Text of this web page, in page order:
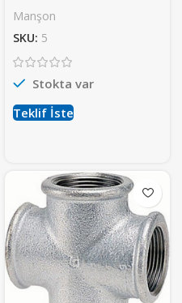
Manşon
SKU: 5
Stokta var
Teklif İste